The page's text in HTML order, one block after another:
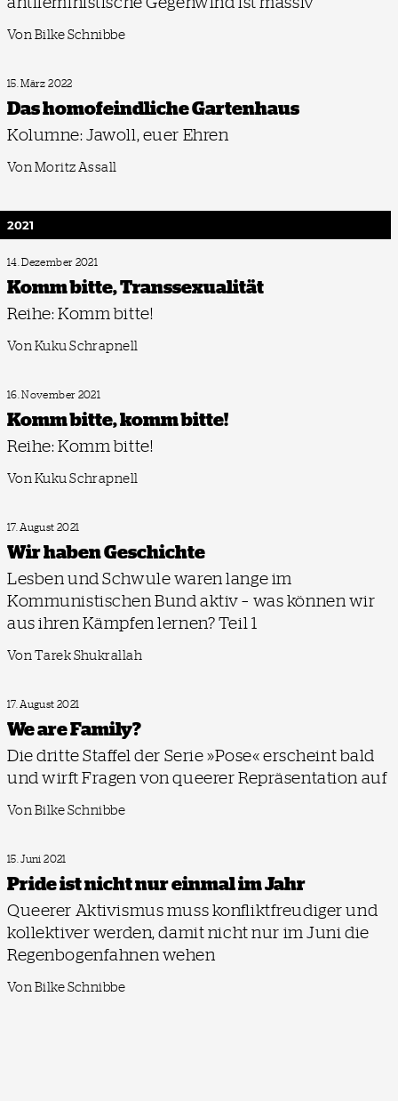
Von Bilke Schnibbe
15. März 2022
Das homofeindliche Gartenhaus
Kolumne: Jawoll, euer Ehren
Von Moritz Assall
2021
14. Dezember 2021
Komm bitte, Transsexualität
Reihe: Komm bitte!
Von Kuku Schrapnell
16. November 2021
Komm bitte, komm bitte!
Reihe: Komm bitte!
Von Kuku Schrapnell
17. August 2021
Wir haben Geschichte
Lesben und Schwule waren lange im
Kommunistischen Bund aktiv – was können wir
aus ihren Kämpfen lernen? Teil 1
Von Tarek Shukrallah
17. August 2021
We are Family?
Die dritte Staffel der Serie »Pose« erscheint bald
und wirft Fragen von queerer Repräsentation auf
Von Bilke Schnibbe
15. Juni 2021
Pride ist nicht nur einmal im Jahr
Queerer Aktivismus muss konfliktfreudiger und
kollektiver werden, damit nicht nur im Juni die
Regenbogenfahnen wehen
Von Bilke Schnibbe